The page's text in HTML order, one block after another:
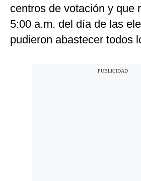
centros de votación y que
5:00 a.m. del día de las
pudieron abastecer todos